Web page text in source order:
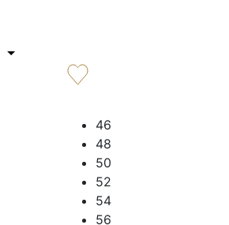
46
48
50
52
54
56